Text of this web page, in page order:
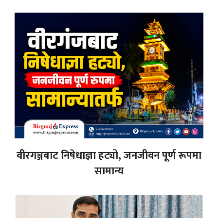
वीरगञ्जबाट निषेधाज्ञा हट्यो, जनजीवन पूर्ण रूपमा
सामान्य